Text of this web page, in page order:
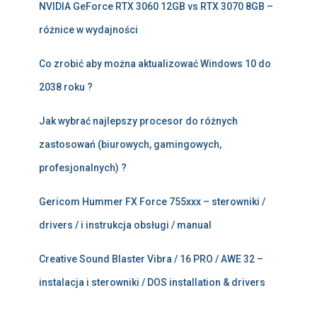
NVIDIA GeForce RTX 3060 12GB vs RTX 3070 8GB –
różnice w wydajności
Co zrobić aby można aktualizować Windows 10 do
2038 roku ?
Jak wybrać najlepszy procesor do różnych
zastosowań (biurowych, gamingowych,
profesjonalnych) ?
Gericom Hummer FX Force 755xxx – sterowniki /
drivers / i instrukcja obsługi / manual
Creative Sound Blaster Vibra / 16 PRO / AWE 32 –
instalacja i sterowniki / DOS installation & drivers